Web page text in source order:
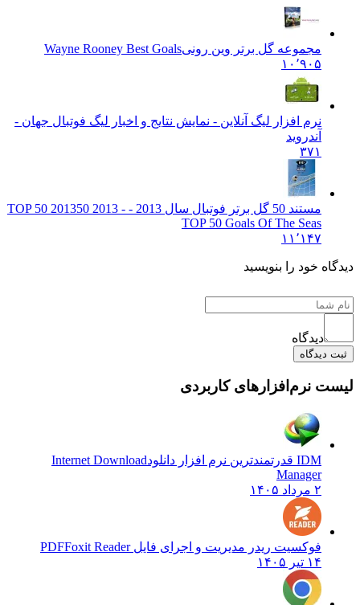
مجموعه گل برتر وین رونیWayne Rooney Best Goals
۱۰٬۹۰۵
نرم افزار لیگ آنلاین - نمایش نتایج و اخبار لیگ فوتبال جهان -
آندروید
۳۷۱
مستند 50 گل برتر فوتبال سال 2013 - TOP 50 2013
50 2013 -
TOP 50 Goals Of The Seas
۱۱٬۱۴۷
دیدگاه خود را بنویسید
دیدگاه
ثبت دیدگاه
لیست نرم‌افزارهای کاربردی
IDM قدرتمندترین نرم افزار دانلود
Internet Download
Manager
۲ مرداد ۱۴۰۵
فوکسیت ریدر مدیریت و اجرای فایل PDFFoxit Reader
۱۴ تیر ۱۴۰۵